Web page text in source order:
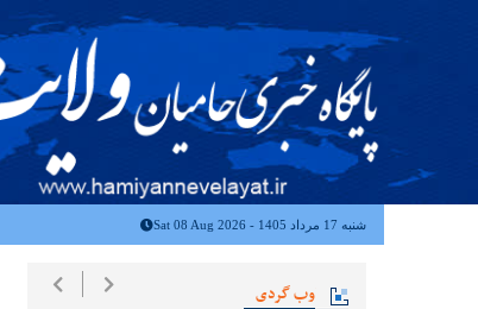
شنبه 17 مرداد 1405 - Sat 08 Aug 2026
وب گردی